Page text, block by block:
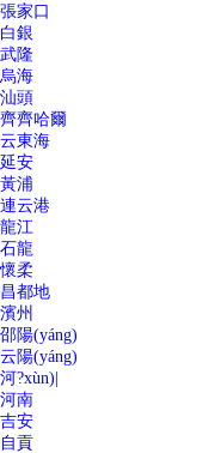
張家口
白銀
武隆
烏海
汕頭
齊齊哈爾
云東海
延安
黃浦
連云港
龍江
石龍
懷柔
昌都地
濱州
邵陽(yáng)
云陽(yáng)
河?xùn)|
河南
吉安
自貢